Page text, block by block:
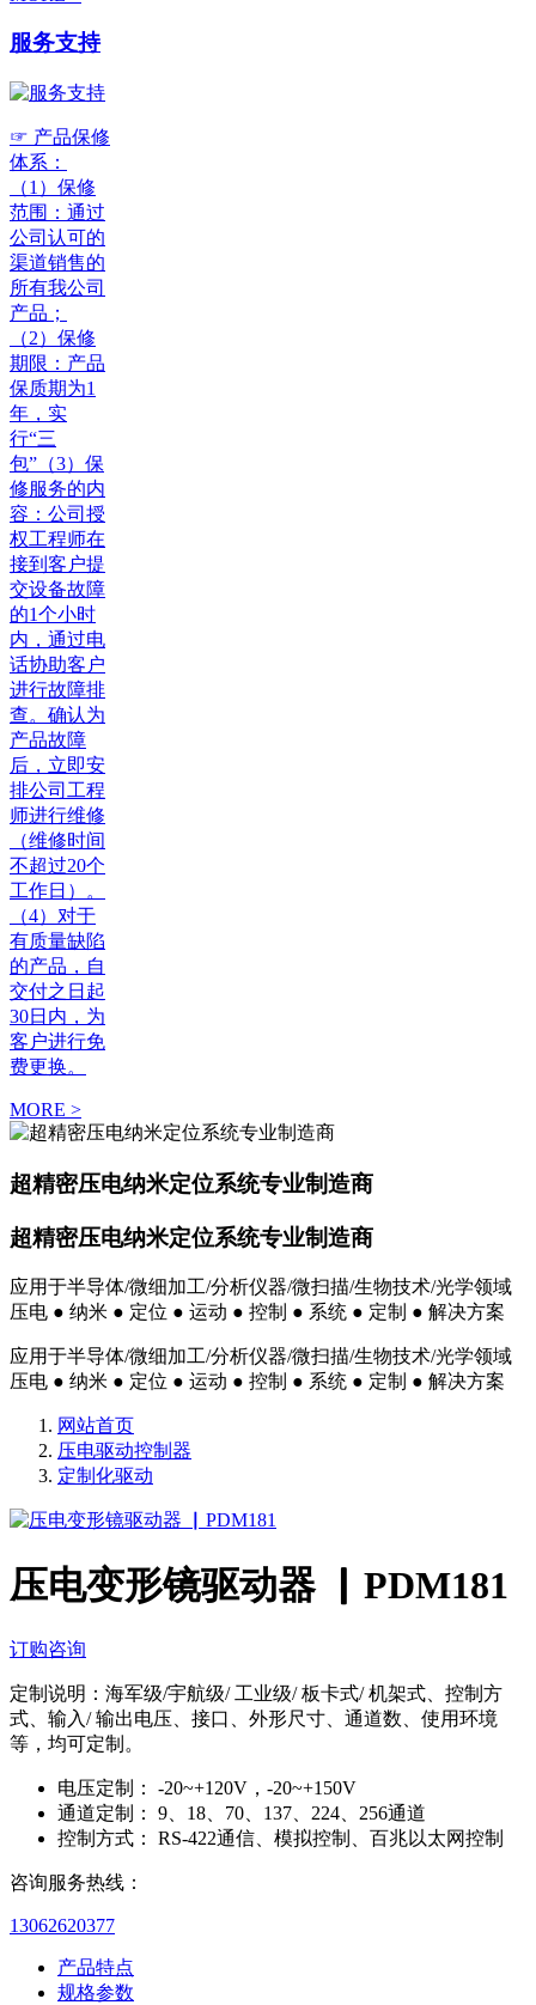
服务支持
☞ 产品保修
体系：
（1）保修
范围：通过
公司认可的
渠道销售的
所有我公司
产品；
（2）保修
期限：产品
保质期为1
年，实
行“三
包”（3）保
修服务的内
容：公司授
权工程师在
接到客户提
交设备故障
的1个小时
内，通过电
话协助客户
进行故障排
查。确认为
产品故障
后，立即安
排公司工程
师进行维修
（维修时间
不超过20个
工作日）。
（4）对于
有质量缺陷
的产品，自
交付之日起
30日内，为
客户进行免
费更换。
MORE >
超精密压电纳米定位系统专业制造商
超精密压电纳米定位系统专业制造商
应用于半导体/微细加工/分析仪器/微扫描/生物技术/光学领域
压电 ● 纳米 ● 定位 ● 运动 ● 控制 ● 系统 ● 定制 ● 解决方案
应用于半导体/微细加工/分析仪器/微扫描/生物技术/光学领域
压电 ● 纳米 ● 定位 ● 运动 ● 控制 ● 系统 ● 定制 ● 解决方案
网站首页
压电驱动控制器
定制化驱动
压电变形镜驱动器 ▏PDM181
订购咨询
定制说明：海军级/宇航级/ 工业级/ 板卡式/ 机架式、控制方
式、输入/ 输出电压、接口、外形尺寸、通道数、使用环境
等，均可定制。
电压定制：
-20~+120V，-20~+150V
通道定制：
9、18、70、137、224、256通道
控制方式：
RS-422通信、模拟控制、百兆以太网控制
咨询服务热线：
13062620377
产品特点
规格参数